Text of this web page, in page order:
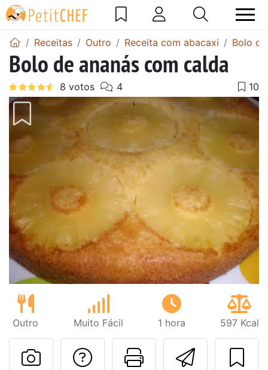
Receitas Outro Receita com abacaxi Bolo
Bolo de ananás com calda
Outro Muito Fácil 1 hora 597 Kcal
Imprima
Falar com o autor